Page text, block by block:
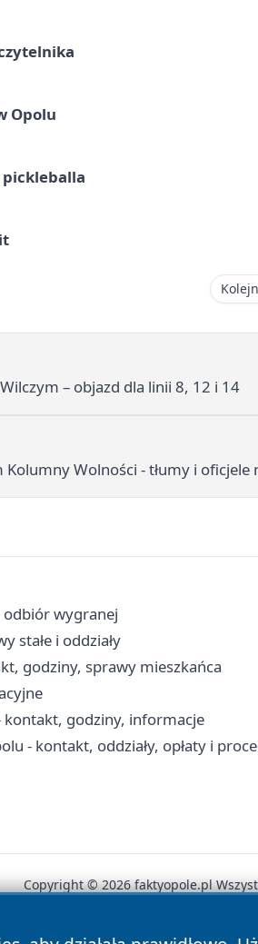
Opolu
– objazd dla linii 8, 12 i 14
Kolumny Wolności - tłumy i oficjele
odbiór wygranej
stałe i oddziały
godziny, sprawy mieszkańca
kontakt, godziny, informacje
- kontakt, oddziały, opłaty i
Copyright © 2026 faktyopole.pl